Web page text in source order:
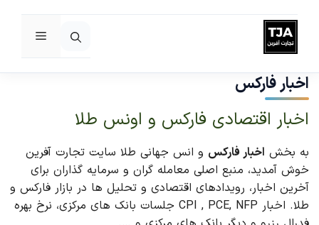
پرش
به
محتوا
فهرست
اخبار فارکس
اخبار اقتصادی فارکس و اونس طلا
به بخش اخبار فارکس و انس جهانی طلا سایت تجارت آفرین
خوش آمدید، منبع اصلی معامله گران و سرمایه گذاران برای
آخرین اخبار، رویدادهای اقتصادی و تحلیل ها در بازار فارکس و
طلا. اخبار CPI , PCE, NFP جلسات بانک های مرکزی، نرخ بهره